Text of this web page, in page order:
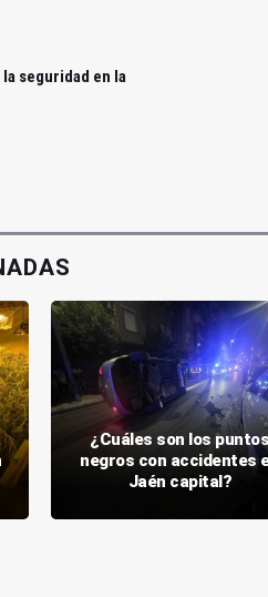
seguridad en la
¿Cuáles son los puntos
negros con accidentes
Jaén capital?